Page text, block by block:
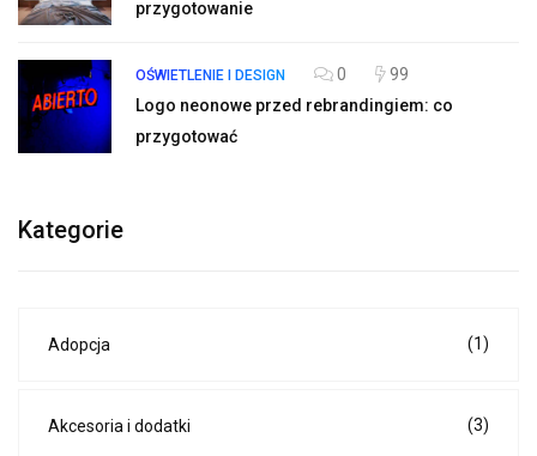
przygotowanie
OŚWIETLENIE I DESIGN 0
99
Logo neonowe przed rebrandingiem: co
przygotować
Kategorie
Adopcja (1)
Akcesoria i dodatki (3)